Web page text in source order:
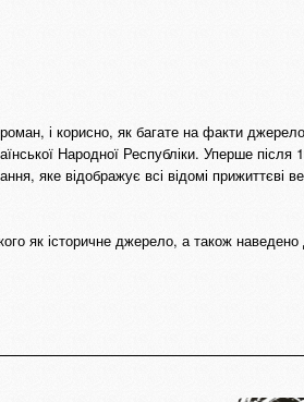
і корисно, як багате на факти
Народної Республіки. Уперше після
яке відображує всі відомі прижиттєві
як історичне джерело, а також наведено